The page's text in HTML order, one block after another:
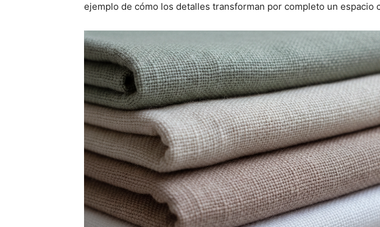
ejemplo de cómo los detalles transforman por completo un espacio